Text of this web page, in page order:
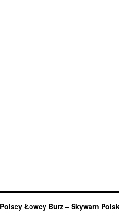
Polscy Łowcy Burz – Skywarn